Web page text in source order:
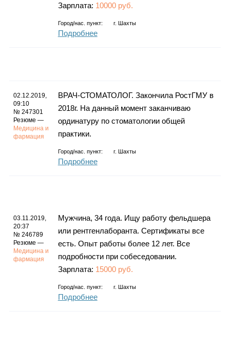
Зарплата: 10000 руб.
Город/нас. пункт: г. Шахты
Подробнее
02.12.2019,
09:10
№ 247301
Резюме —
Медицина и
фармация
ВРАЧ-СТОМАТОЛОГ. Закончила РостГМУ в
2018г. На данный момент заканчиваю
ординатуру по стоматологии общей
практики.
Город/нас. пункт: г. Шахты
Подробнее
03.11.2019,
20:37
№ 246789
Резюме —
Медицина и
фармация
Мужчина, 34 года. Ищу работу фельдшера
или рентгенлаборанта. Сертификаты все
есть. Опыт работы более 12 лет. Все
подробности при собеседовании.
Зарплата: 15000 руб.
Город/нас. пункт: г. Шахты
Подробнее